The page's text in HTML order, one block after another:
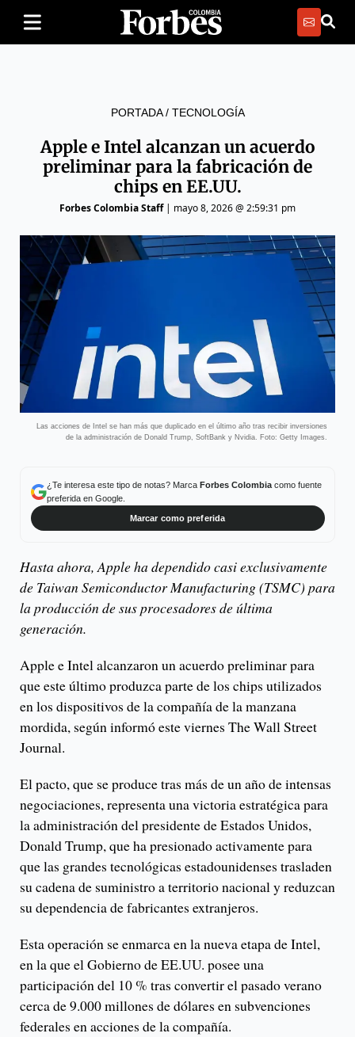
PORTADA/ TECNOLOGÍA
Apple e Intel alcanzan un acuerdo
preliminar para la fabricación de
chips en EE.UU.
Forbes Colombia Staff| mayo 8, 2026 @ 2:59:31 pm
Las acciones de Intel se han más que duplicado en el último año tras recibir inversiones
de la administración de Donald Trump, SoftBank y Nvidia. Foto: Getty Images.
¿Te interesa este tipo de notas? Marca Forbes Colombiacomo fuente
preferida en Google.
Marcar como preferida
Hasta ahora, Apple ha dependido casi exclusivamente
de Taiwan Semiconductor Manufacturing (TSMC) para
la producción de sus procesadores de última
generación.
Apple e Intel alcanzaron un acuerdo preliminar para
que este último produzca parte de los chips utilizados
en los dispositivos de la compañía de la manzana
mordida, según informó este viernes The Wall Street
Journal.
El pacto, que se produce tras más de un año de intensas
negociaciones, representa una victoria estratégica para
la administración del presidente de Estados Unidos,
Donald Trump, que ha presionado activamente para
que las grandes tecnológicas estadounidenses trasladen
su cadena de suministro a territorio nacional y reduzcan
su dependencia de fabricantes extranjeros.
Esta operación se enmarca en la nueva etapa de Intel,
en la que el Gobierno de EE.UU. posee una
participación del 10 % tras convertir el pasado verano
cerca de 9.000 millones de dólares en subvenciones
federales en acciones de la compañía.